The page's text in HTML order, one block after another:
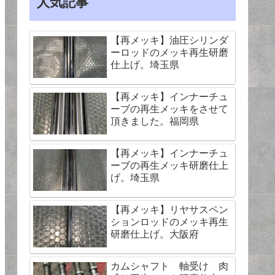
【再メッキ】油圧シリンダ
ーロッドのメッキ再生研磨
仕上げ。埼玉県
【再メッキ】インナーチュ
ーブの再生メッキをさせて
頂きました。福岡県
【再メッキ】インナーチュ
ーブの再生メッキ研磨仕上
げ。埼玉県
【再メッキ】リヤサスペン
ションロッドのメッキ再生
研磨仕上げ。大阪府
カムシャフト 軸受け 肉